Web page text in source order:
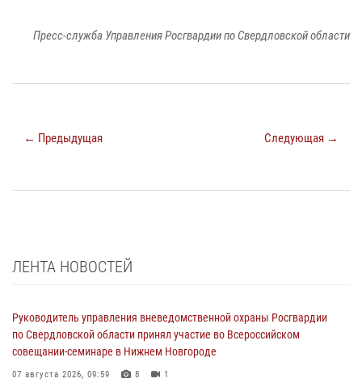
Пресс-служба Управления Росгвардии по Свердловской области
← Предыдущая Следующая →
ЛЕНТА НОВОСТЕЙ
Руководитель управления вневедомственной охраны Росгвардии
по Свердловской области принял участие во Всероссийском
совещании-семинаре в Нижнем Новгороде
07 августа 2026, 09:59 8 1